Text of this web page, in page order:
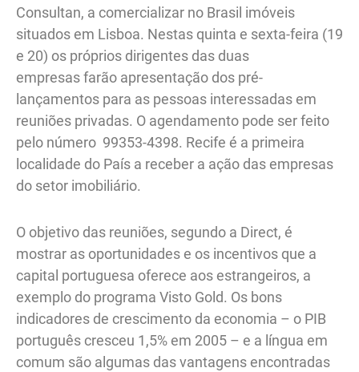
Consultan, a comercializar no Brasil imóveis
situados em Lisboa. Nestas quinta e sexta-feira (19
e 20) os próprios dirigentes das duas
empresas farão apresentação dos pré-
lançamentos para as pessoas interessadas em
reuniões privadas. O agendamento pode ser feito
pelo número 99353-4398. Recife é a primeira
localidade do País a receber a ação das empresas
do setor imobiliário.
O objetivo das reuniões, segundo a Direct, é
mostrar as oportunidades e os incentivos que a
capital portuguesa oferece aos estrangeiros, a
exemplo do programa Visto Gold. Os bons
indicadores de crescimento da economia – o PIB
português cresceu 1,5% em 2005 – e a língua em
comum são algumas das vantagens encontradas